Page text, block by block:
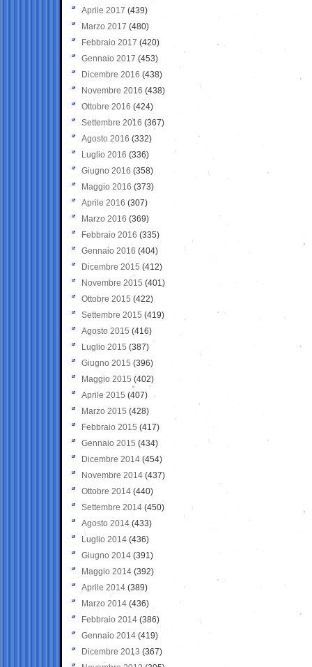
Aprile 2017 (439)
Marzo 2017 (480)
Febbraio 2017 (420)
Gennaio 2017 (453)
Dicembre 2016 (438)
Novembre 2016 (438)
Ottobre 2016 (424)
Settembre 2016 (367)
Agosto 2016 (332)
Luglio 2016 (336)
Giugno 2016 (358)
Maggio 2016 (373)
Aprile 2016 (307)
Marzo 2016 (369)
Febbraio 2016 (335)
Gennaio 2016 (404)
Dicembre 2015 (412)
Novembre 2015 (401)
Ottobre 2015 (422)
Settembre 2015 (419)
Agosto 2015 (416)
Luglio 2015 (387)
Giugno 2015 (396)
Maggio 2015 (402)
Aprile 2015 (407)
Marzo 2015 (428)
Febbraio 2015 (417)
Gennaio 2015 (434)
Dicembre 2014 (454)
Novembre 2014 (437)
Ottobre 2014 (440)
Settembre 2014 (450)
Agosto 2014 (433)
Luglio 2014 (436)
Giugno 2014 (391)
Maggio 2014 (392)
Aprile 2014 (389)
Marzo 2014 (436)
Febbraio 2014 (386)
Gennaio 2014 (419)
Dicembre 2013 (367)